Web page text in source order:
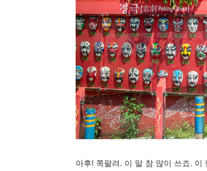
아후! 쪽팔려. 이 말 참 많이 쓰죠.